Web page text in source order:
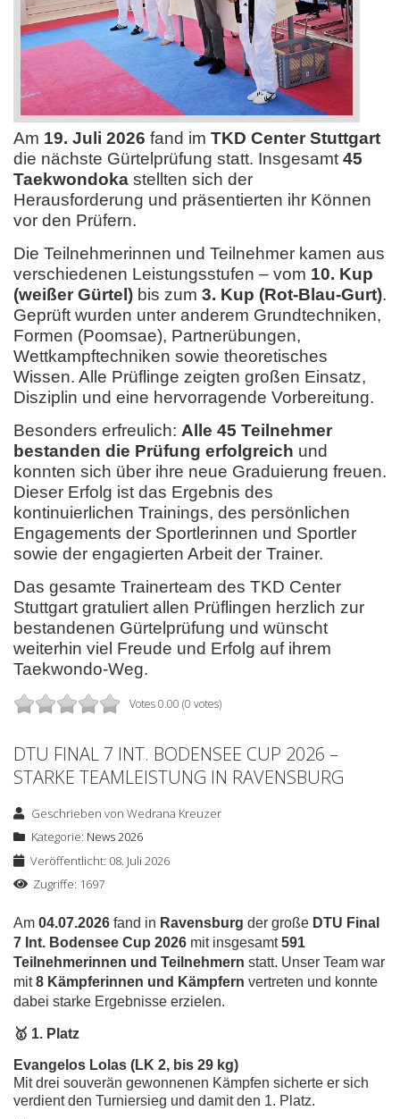
Am 19. Juli 2026 fand im TKD Center Stuttgart
die nächste Gürtelprüfung statt. Insgesamt 45
Taekwondoka stellten sich der
Herausforderung und präsentierten ihr Können
vor den Prüfern.
Die Teilnehmerinnen und Teilnehmer kamen aus
verschiedenen Leistungsstufen – vom 10. Kup
(weißer Gürtel) bis zum 3. Kup (Rot-Blau-Gurt).
Geprüft wurden unter anderem Grundtechniken,
Formen (Poomsae), Partnerübungen,
Wettkampftechniken sowie theoretisches
Wissen. Alle Prüflinge zeigten großen Einsatz,
Disziplin und eine hervorragende Vorbereitung.
Besonders erfreulich: Alle 45 Teilnehmer
bestanden die Prüfung erfolgreich und
konnten sich über ihre neue Graduierung freuen.
Dieser Erfolg ist das Ergebnis des
kontinuierlichen Trainings, des persönlichen
Engagements der Sportlerinnen und Sportler
sowie der engagierten Arbeit der Trainer.
Das gesamte Trainerteam des TKD Center
Stuttgart gratuliert allen Prüflingen herzlich zur
bestandenen Gürtelprüfung und wünscht
weiterhin viel Freude und Erfolg auf ihrem
Taekwondo-Weg.
Votes 0.00 (0 votes)
DTU FINAL 7 INT. BODENSEE CUP 2026 –
STARKE TEAMLEISTUNG IN RAVENSBURG
Geschrieben vonWedrana Kreuzer
Kategorie: News 2026
Veröffentlicht: 08. Juli 2026
Zugriffe: 1697
Am 04.07.2026 fand in Ravensburg der große DTU Final
7 Int. Bodensee Cup 2026 mit insgesamt591
Teilnehmerinnen und Teilnehmern statt. Unser Team war
mit8 Kämpferinnen und Kämpfern vertreten und konnte
dabei starke Ergebnisse erzielen.
🥇 1. Platz
Evangelos Lolas (LK 2, bis 29 kg)
Mit drei souverän gewonnenen Kämpfen sicherte er sich
verdient den Turniersieg und damit den 1. Platz.